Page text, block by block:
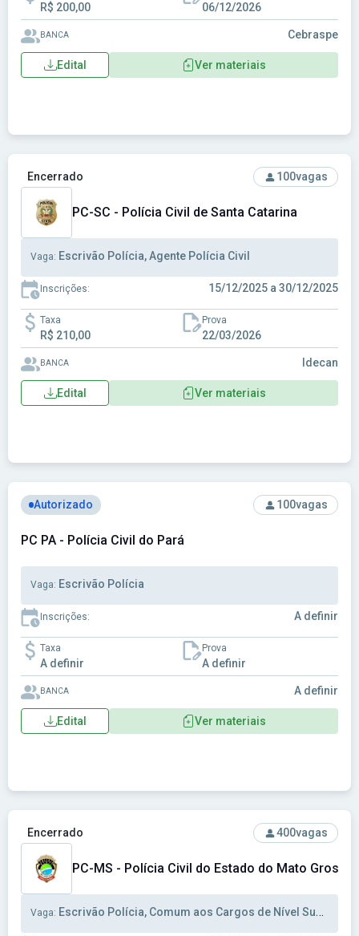
R$ 200,00 06/12/2026
BANCA Cebraspe
Edital Ver materiais
Ver concurso: PC-SC - Polícia Civil de Santa Catarina
Encerrado 100vagas
PC-SC - Polícia Civil de Santa Catarina
Vaga: Escrivão Polícia, Agente Polícia Civil
Inscrições: 15/12/2025 a 30/12/2025
Taxa
R$ 210,00
Prova
22/03/2026
BANCA Idecan
Edital Ver materiais
Ver concurso: PC PA - Polícia Civil do Pará
Autorizado 100vagas
PC PA - Polícia Civil do Pará
Vaga: Escrivão Polícia
Inscrições: A definir
Taxa
A definir
Prova
A definir
BANCA A definir
Edital Ver materiais
Ver concurso: PC-MS - Polícia Civil do Estado do Mato
Encerrado 400vagas
PC-MS - Polícia Civil do Estado do Mato Grosso
Vaga: Escrivão Polícia, Comum aos Cargos de Nível Superior, Investigador